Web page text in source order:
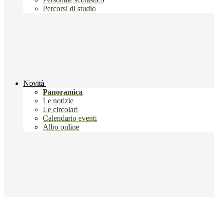
Percorsi di studio
Novità
Panoramica
Le notizie
Le circolari
Calendario eventi
Albo online